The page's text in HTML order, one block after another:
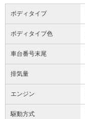
ボディタイプ
ボディタイプ色
車台番号末尾
排気量
エンジン
駆動方式